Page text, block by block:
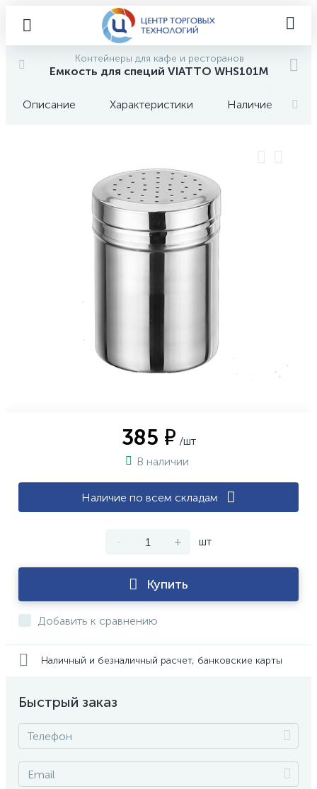
Контейнеры для кафе и ресторанов
Емкость для специй VIATTO WHS101M
Описание Характеристики Наличие
385 ₽ /шт
В наличии
Наличие по всем складам
- + шт
Купить
Добавить к сравнению
Наличный и безналичный расчет, банковские карты
Быстрый заказ